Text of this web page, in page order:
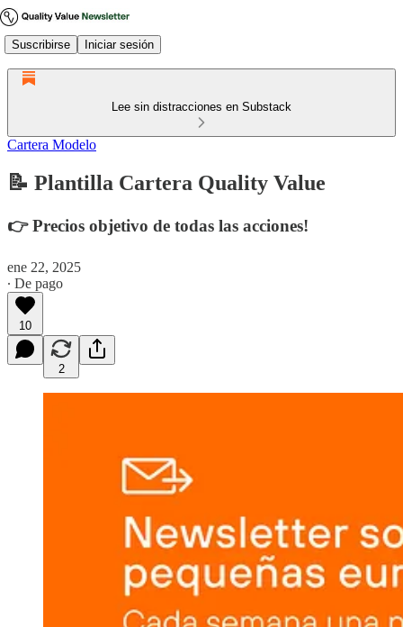
Suscribirse Iniciar sesión
Lee sin distracciones en Substack
Cartera Modelo
📝 Plantilla Cartera Quality Value
👉 Precios objetivo de todas las acciones!
ene 22, 2025
∙ De pago
10
2